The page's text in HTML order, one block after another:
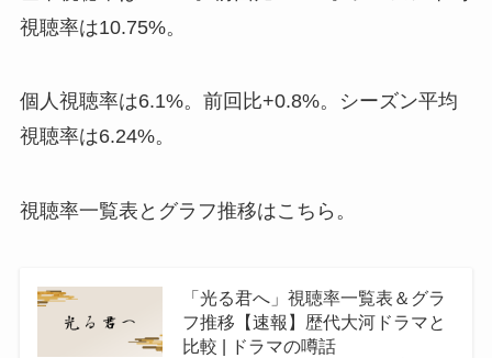
視聴率は10.75%。
個人視聴率は6.1%。前回比+0.8%。シーズン平均
視聴率は6.24%。
視聴率一覧表とグラフ推移はこちら。
「光る君へ」視聴率一覧表＆グラ
フ推移【速報】歴代大河ドラマと
比較 | ドラマの噂話